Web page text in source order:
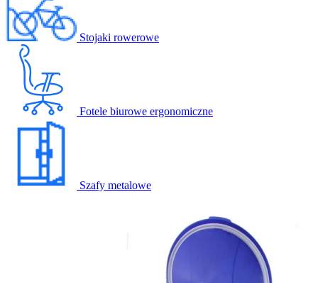
Stojaki rowerowe
Fotele biurowe ergonomiczne
Szafy metalowe